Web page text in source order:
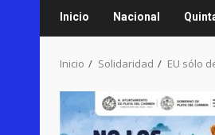
Inicio Nacional
Inicio Solidaridad EU sólo